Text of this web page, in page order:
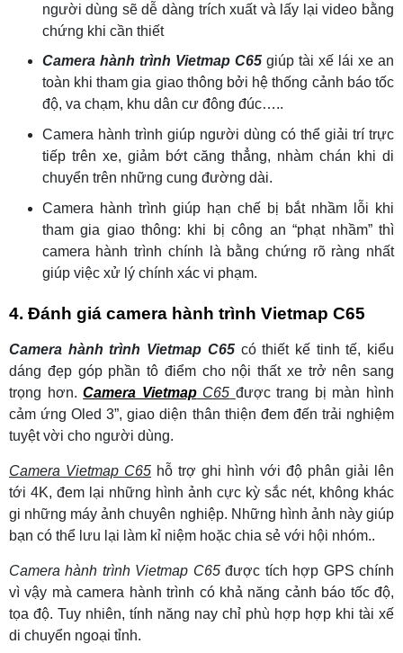
người dùng sẽ dễ dàng trích xuất và lấy lại video bằng
chứng khi cần thiết
Camera hành trình Vietmap C65 giúp tài xế lái xe an
toàn khi tham gia giao thông bởi hệ thống cảnh báo tốc
độ, va chạm, khu dân cư đông đúc…..
Camera hành trình giúp người dùng có thể giải trí trực
tiếp trên xe, giảm bớt căng thẳng, nhàm chán khi di
chuyển trên những cung đường dài.
Camera hành trình giúp hạn chế bị bắt nhầm lỗi khi
tham gia giao thông: khi bị công an “phạt nhầm” thì
camera hành trình chính là bằng chứng rõ ràng nhất
giúp việc xử lý chính xác vi phạm.
4. Đánh giá camera hành trình Vietmap C65
Camera hành trình Vietmap C65 có thiết kế tinh tế, kiểu
dáng đẹp góp phần tô điểm cho nội thất xe trở nên sang
trọng hơn.Camera VietmapC65 được trang bị màn hình
cảm ứng Oled 3”, giao diện thân thiện đem đến trải nghiệm
tuyệt vời cho người dùng.
Camera Vietmap C65 hỗ trợ ghi hình với độ phân giải lên
tới 4K, đem lại những hình ảnh cực kỳ sắc nét, không khác
gi những máy ảnh chuyên nghiệp. Những hình ảnh này giúp
bạn có thể lưu lại làm kỉ niệm hoặc chia sẻ với hội nhóm..
Camera hành trình Vietmap C65được tích hợp GPS chính
vì vậy mà camera hành trình có khả năng cảnh báo tốc độ,
tọa độ. Tuy nhiên, tính năng nay chỉ phù hợp hợp khi tài xế
di chuyển ngoại tỉnh.